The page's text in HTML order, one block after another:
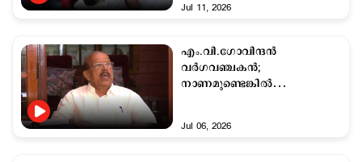
Jul 11, 2026
എം.വി.ഗോവിന്ദന്‍
വര്‍ഗവഞ്ചകന്‍;
നാണമുണ്ടെങ്കില്‍
Jul 06, 2026